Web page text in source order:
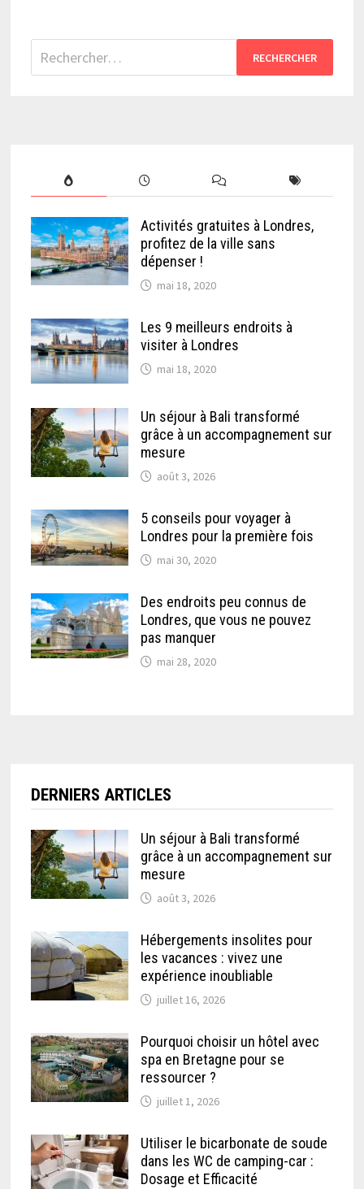
Rechercher :
Activités gratuites à Londres,
profitez de la ville sans
dépenser !
mai 18, 2020
Les 9 meilleurs endroits à
visiter à Londres
mai 18, 2020
Un séjour à Bali transformé
grâce à un accompagnement sur
mesure
août 3, 2026
5 conseils pour voyager à
Londres pour la première fois
mai 30, 2020
Des endroits peu connus de
Londres, que vous ne pouvez
pas manquer
mai 28, 2020
DERNIERS ARTICLES
Un séjour à Bali transformé
grâce à un accompagnement sur
mesure
août 3, 2026
Hébergements insolites pour
les vacances : vivez une
expérience inoubliable
juillet 16, 2026
Pourquoi choisir un hôtel avec
spa en Bretagne pour se
ressourcer ?
juillet 1, 2026
Utiliser le bicarbonate de soude
dans les WC de camping-car :
Dosage et Efficacité